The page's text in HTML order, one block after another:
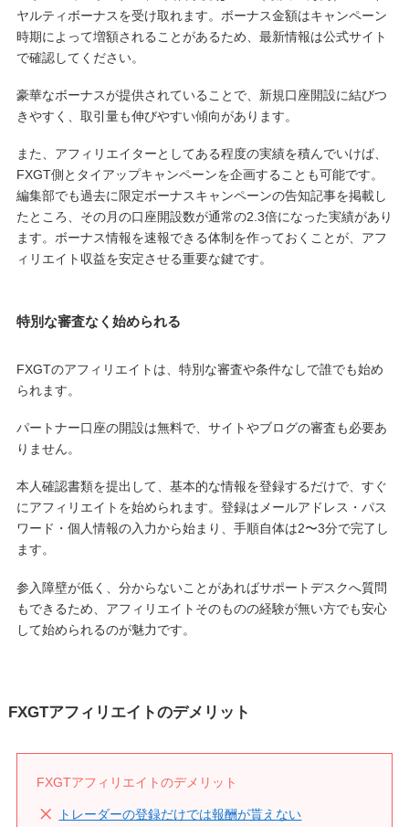
ヤルティボーナスを受け取れます。ボーナス金額はキャンペーン
時期によって増額されることがあるため、最新情報は公式サイト
で確認してください。
豪華なボーナスが提供されていることで、新規口座開設に結びつ
きやすく、取引量も伸びやすい傾向があります。
また、アフィリエイターとしてある程度の実績を積んでいけば、
FXGT側とタイアップキャンペーンを企画することも可能です。
編集部でも過去に限定ボーナスキャンペーンの告知記事を掲載し
たところ、その月の口座開設数が通常の2.3倍になった実績があり
ます。ボーナス情報を速報できる体制を作っておくことが、アフ
ィリエイト収益を安定させる重要な鍵です。
特別な審査なく始められる
FXGTのアフィリエイトは、特別な審査や条件なしで誰でも始め
られます。
パートナー口座の開設は無料で、サイトやブログの審査も必要あ
りません。
本人確認書類を提出して、基本的な情報を登録するだけで、すぐ
にアフィリエイトを始められます。登録はメールアドレス・パス
ワード・個人情報の入力から始まり、手順自体は2〜3分で完了し
ます。
参入障壁が低く、分からないことがあればサポートデスクへ質問
もできるため、アフィリエイトそのものの経験が無い方でも安心
して始められるのが魅力です。
FXGTアフィリエイトのデメリット
FXGTアフィリエイトのデメリット
トレーダーの登録だけでは報酬が貰えない